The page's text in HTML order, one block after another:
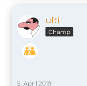
ulti
Champ
5. April 2019